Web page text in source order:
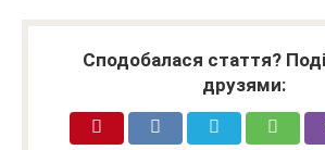
Сподобалася стаття?
друзями: